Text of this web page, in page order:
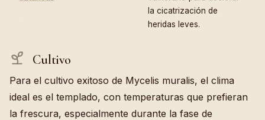
la cicatrización de
heridas leves.
Cultivo
Para el cultivo exitoso de Mycelis muralis, el clima
ideal es el templado, con temperaturas que prefieran
la frescura, especialmente durante la fase de